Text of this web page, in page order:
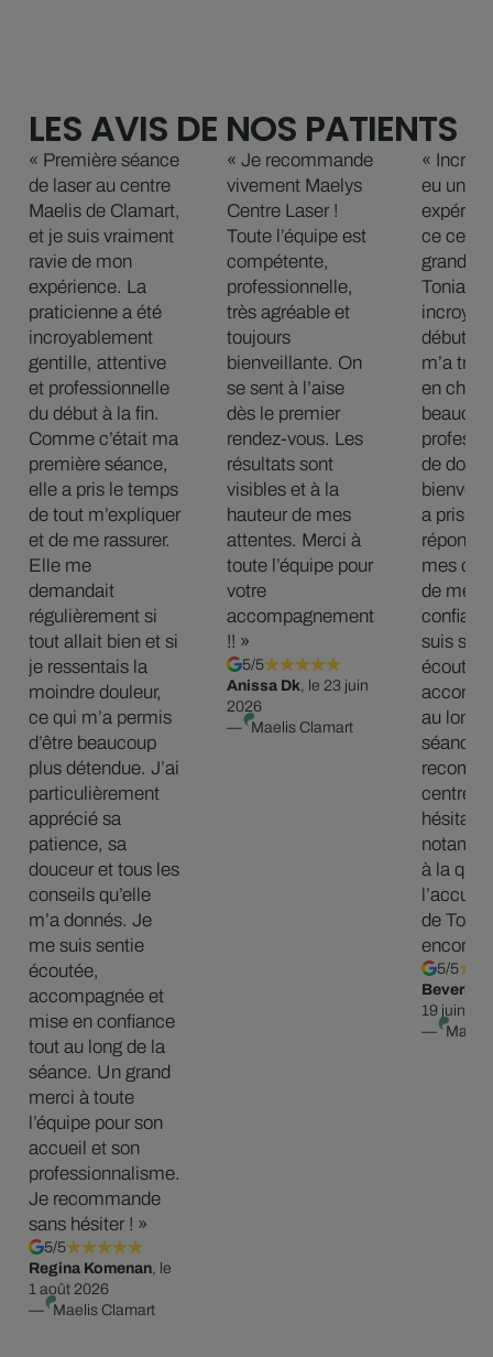
LES AVIS DE NOS PATIENTS
« Première séance
de laser au centre
Maelis de Clamart,
et je suis vraiment
ravie de mon
expérience. La
praticienne a été
incroyablement
gentille, attentive
et professionnelle
du début à la fin.
Comme c’était ma
première séance,
elle a pris le temps
de tout m’expliquer
et de me rassurer.
Elle me
demandait
régulièrement si
tout allait bien et si
je ressentais la
moindre douleur,
ce qui m’a permis
d’être beaucoup
plus détendue. J’ai
particulièrement
apprécié sa
patience, sa
douceur et tous les
conseils qu’elle
m’a donnés. Je
me suis sentie
écoutée,
accompagnée et
mise en confiance
tout au long de la
séance. Un grand
merci à toute
l’équipe pour son
accueil et son
professionnalisme.
Je recommande
sans hésiter ! »
5/5
Regina Komenan, le
1 août 2026
— Maelis Clamart
« Je recommande
vivement Maelys
Centre Laser !
Toute l’équipe est
compétente,
professionnelle,
très agréable et
toujours
bienveillante. On
se sent à l’aise
dès le premier
rendez-vous. Les
résultats sont
visibles et à la
hauteur de mes
attentes. Merci à
toute l’équipe pour
votre
accompagnement
!! »
5/5
Anissa Dk, le 23 juin
2026
— Maelis Clamart
«
eu une
ce
grand
Tonia,
début à
m’a
en
de
a pris le
mes
de me
suis
écoutée
au long
séance.
centre
à la
de
encore !
5/5
Beverly
19 juin
—